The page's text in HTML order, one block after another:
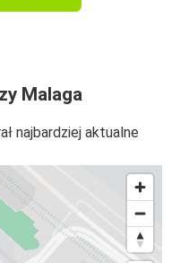
Malaga
najbardziej aktualne